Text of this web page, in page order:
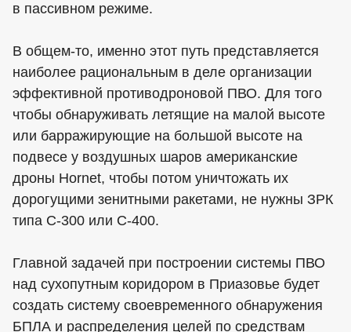
в пассивном режиме.
В общем-то, именно этот путь представляется
наиболее рациональным в деле организации
эффективной противодроновой ПВО. Для того
чтобы обнаруживать летящие на малой высоте
или барражирующие на большой высоте на
подвесе у воздушных шаров американские
дроны Hornet, чтобы потом уничтожать их
дорогущими зенитными ракетами, не нужны ЗРК
типа С-300 или С-400.
Главной задачей при построении системы ПВО
над сухопутным коридором в Приазовье будет
создать систему своевременного обнаружения
БПЛА и распределения целей по средствам